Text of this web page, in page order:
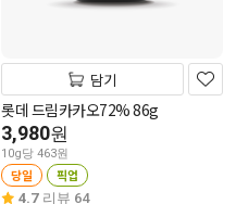
담기
롯데 드림카카오72% 86g
3,980원
10g당 463원
당일 픽업
4.7 리뷰 64